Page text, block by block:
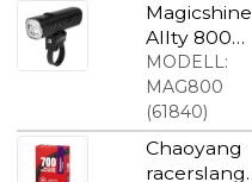
Magicshine
Allty 800
lumen
Framlampa
MODELL:
MAG800
(61840)
Chaoyang
racerslang